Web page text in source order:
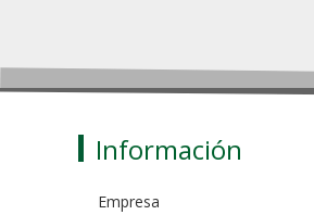
Información
Empresa